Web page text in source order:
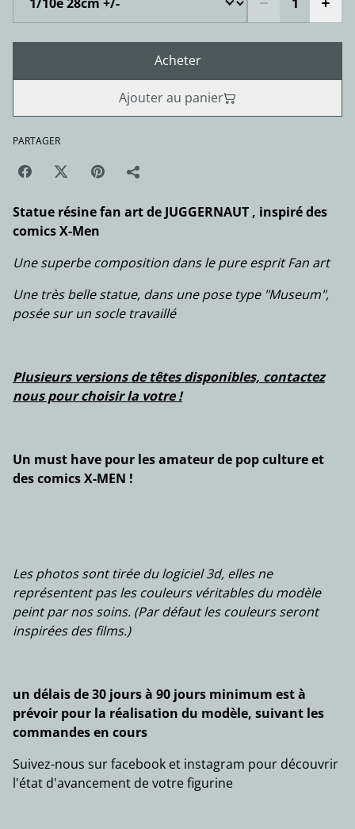
Acheter
Ajouter au panier
PARTAGER
Statue résine fan art de JUGGERNAUT , inspiré des
comics X-Men
Une superbe composition dans le pure esprit Fan art
Une très belle statue, dans une pose type "Museum",
posée sur un socle travaillé
Plusieurs versions de têtes disponibles, contactez
nous pour choisir la votre !
Un must have pour les amateur de pop culture et
des comics X-MEN !
Les photos sont tirée du logiciel 3d, elles ne
représentent pas les couleurs véritables du modèle
peint par nos soins. (Par défaut les couleurs seront
inspirées des films.)
un délais de 30 jours à 90 jours minimum est à
prévoir pour la réalisation du modèle, suivant les
commandes en cours
Suivez-nous sur facebook et instagram pour découvrir
l'état d'avancement de votre figurine